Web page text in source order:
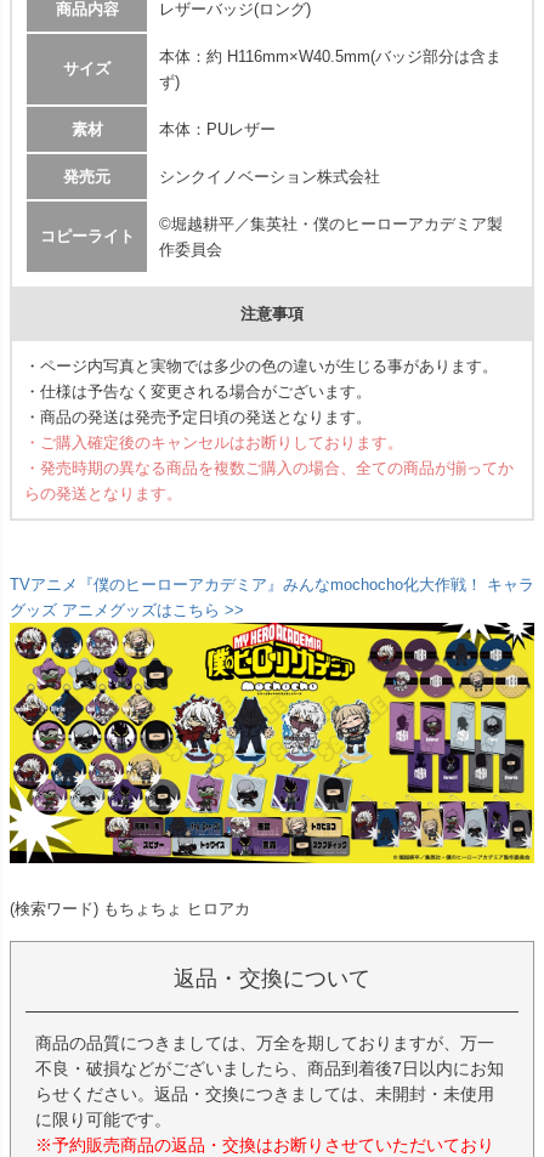
商品内容 レザーバッジ(ロング)
サイズ
本体：約 H116mm×W40.5mm(バッジ部分は含ま
ず)
素材 本体：PUレザー
発売元 シンクイノベーション株式会社
コピーライト
©堀越耕平／集英社・僕のヒーローアカデミア製
作委員会
注意事項
・ページ内写真と実物では多少の色の違いが生じる事があります。
・仕様は予告なく変更される場合がございます。
・商品の発送は発売予定日頃の発送となります。
・ご購入確定後のキャンセルはお断りしております。
・発売時期の異なる商品を複数ご購入の場合、全ての商品が揃ってか
らの発送となります。
TVアニメ『僕のヒーローアカデミア』みんなmochocho化大作戦！ キャラ
グッズ アニメグッズはこちら >>
(検索ワード) もちょちょ ヒロアカ
返品・交換について
商品の品質につきましては、万全を期しておりますが、万一
不良・破損などがございましたら、商品到着後7日以内にお知
らせください。返品・交換につきましては、未開封・未使用
に限り可能です。
※予約販売商品の返品・交換はお断りさせていただいており